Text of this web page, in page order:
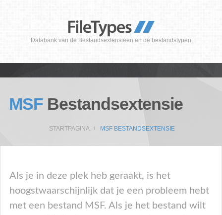
Databank van de Bestandsextensieen en de bestandstypen
MSF Bestandsextensie
STARTPAGINA MSF BESTANDSEXTENSIE
Als je in deze plek heb geraakt, is het
hoogstwaarschijnlijk dat je een probleem hebt
met een bestand MSF. Als je het bestand wilt